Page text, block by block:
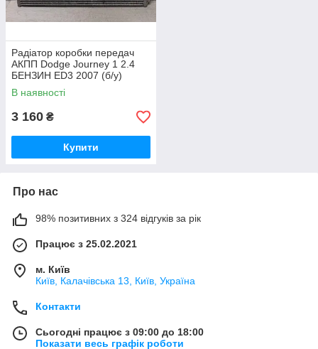
Радіатор коробки передач
АКПП Dodge Journey 1 2.4
БЕНЗИН ED3 2007 (б/у)
В наявності
3 160 ₴
Купити
Про нас
98% позитивних з 324 відгуків за рік
Працює з 25.02.2021
м. Київ
Київ, Калачівська 13, Київ, Україна
Контакти
Сьогодні працює з 09:00 до 18:00
Показати весь графік роботи